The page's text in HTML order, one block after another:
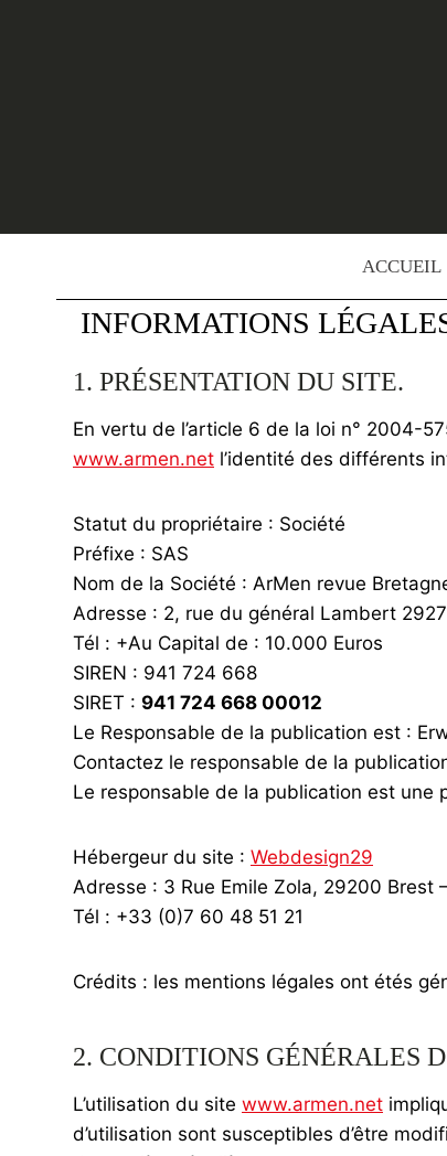
ACCUEIL
INFORMATIONS
1. PRÉSENTATION DU SITE.
En vertu de l’article 6 de la loi n° 2004-
www.armen.net l’identité des différents
Statut du propriétaire : Société
Préfixe : SAS
Nom de la Société : ArMen revue
Adresse : 2, rue du général Lambert
Tél : +Au Capital de : 10.000 Euros
SIREN : 941 724 668
SIRET : 941 724 668 00012
Le Responsable de la publication est :
Contactez le responsable de la
Le responsable de la publication est une
Hébergeur du site : Webdesign29
Adresse : 3 Rue Emile Zola, 29200 Brest
Tél : +33 (0)7 60 48 51 21
Crédits : les mentions légales ont étés
2. CONDITIONS GÉNÉRALES
L’utilisation du site www.armen.net
d’utilisation sont susceptibles d’être